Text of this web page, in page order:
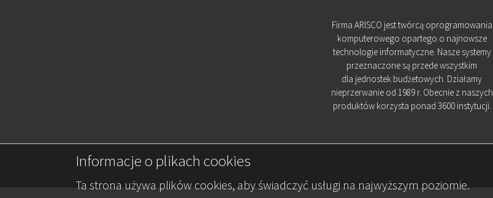
Informacje o plikach cookies
Ta strona używa plików cookies, aby świadczyć usługi na najwyższym poziomie.
Firma ARISCO jest twórcą oprogramowania
komputerowego opartego o najnowsze
technologie informatyczne. Nasze systemy
przeznaczone są przede wszystkim
dla jednostek budżetowych. Działamy
nieprzerwanie od 1989 r. Obecnie z naszych
produktów korzysta ponad 3600 instytucji.